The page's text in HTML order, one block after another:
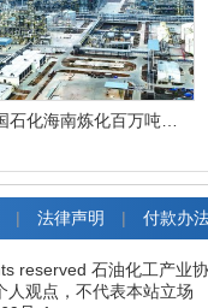
| 法律声明 | 付款办
石油化工产业
观点，不代表本站立场